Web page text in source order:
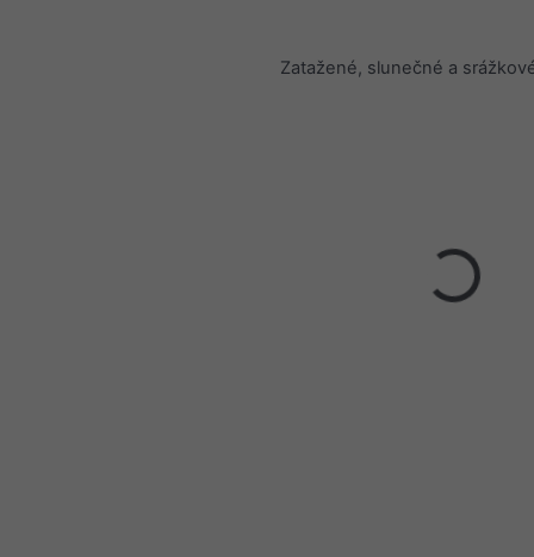
Zatažené, slunečné a